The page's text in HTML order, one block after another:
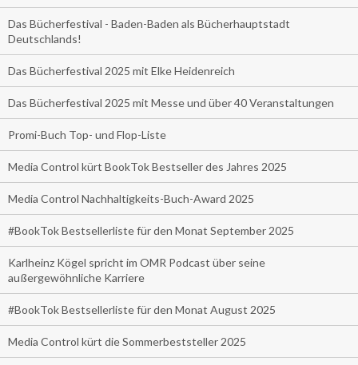
Das Bücherfestival - Baden-Baden als Bücherhauptstadt
Deutschlands!
Das Bücherfestival 2025 mit Elke Heidenreich
Das Bücherfestival 2025 mit Messe und über 40 Veranstaltungen
Promi-Buch Top- und Flop-Liste
Media Control kürt BookTok Bestseller des Jahres 2025
Media Control Nachhaltigkeits-Buch-Award 2025
#BookTok Bestsellerliste für den Monat September 2025
Karlheinz Kögel spricht im OMR Podcast über seine
außergewöhnliche Karriere
#BookTok Bestsellerliste für den Monat August 2025
Media Control kürt die Sommerbeststeller 2025